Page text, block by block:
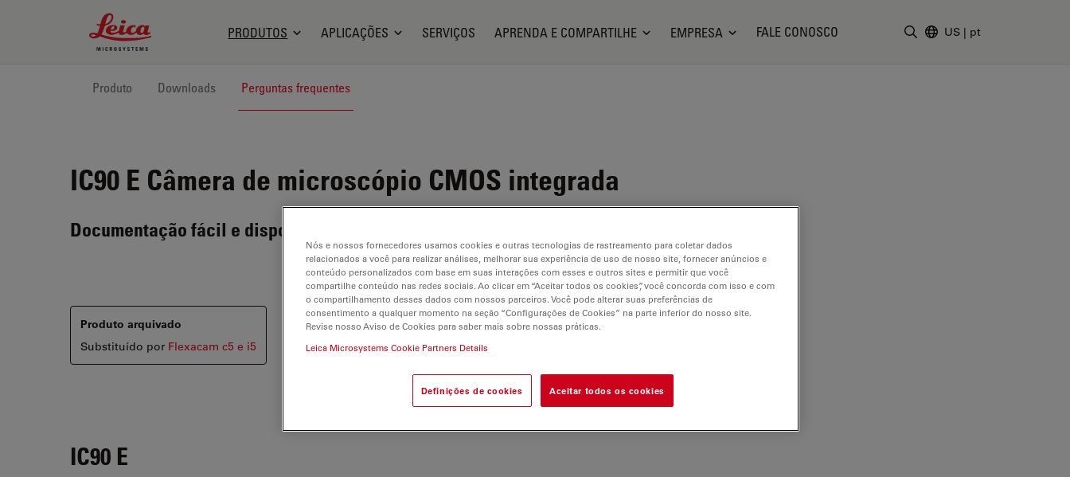
Leica Microsystems Logo
PRODUTOS APLICAÇÕES SERVIÇOS APRENDA E COMPARTILHE EMPRESA FALE CONOSCO US | pt
Produto Downloads Perguntas frequentes
IC90 E Câmera de microscópio CMOS integrada
Documentação fácil e disponível em rede
Produto arquivado
Substituído por Flexacam c5 e i5
IC90 E
Nós e nossos fornecedores usamos cookies e outras tecnologias de rastreamento para coletar dados
relacionados a você para realizar análises, melhorar sua experiência de uso de nosso site, fornecer anúncios e
conteúdo personalizados com base em suas interações com esses e outros sites e permitir que você
compartilhe conteúdo nas redes sociais. Ao clicar em “Aceitar todos os cookies”, você concorda com isso e com
o compartilhamento desses dados com nossos parceiros. Você pode alterar suas preferências de
consentimento a qualquer momento na seção “Configurações de Cookies” na parte inferior do nosso site.
Revise nosso Aviso de Cookies para saber mais sobre nossas práticas.
Leica Microsystems Cookie Partners Details
Definições de cookies Aceitar todos os cookies